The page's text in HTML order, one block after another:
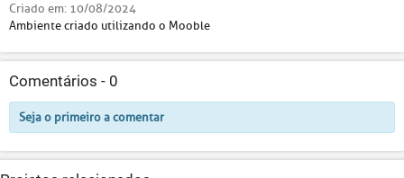
Criado em: 10/08/2024
Ambiente criado utilizando o Mooble
Comentários - 0
Seja o primeiro a comentar